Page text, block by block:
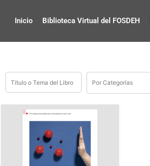
Inicio Biblioteca Virtual del FOSDEH